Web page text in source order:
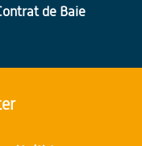
de Baie